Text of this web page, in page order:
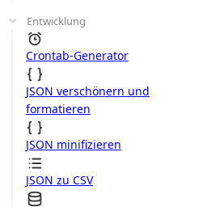
Entwicklung
Crontab-Generator
JSON verschönern und
formatieren
JSON minifizieren
JSON zu CSV